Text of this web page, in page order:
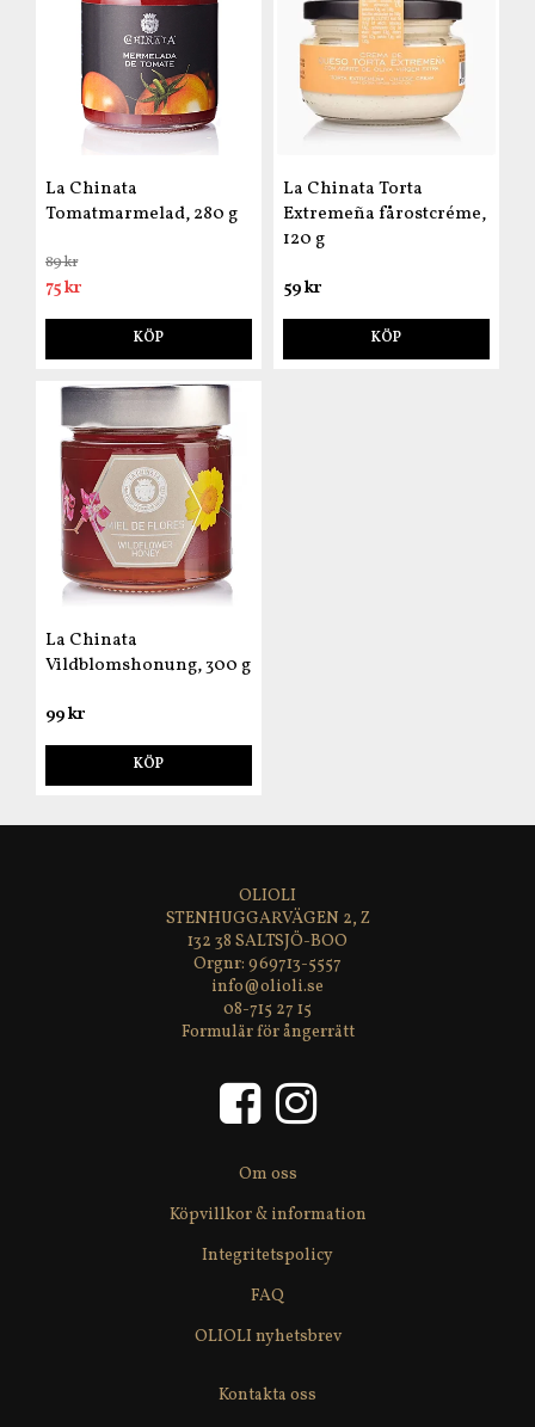
La Chinata
Tomatmarmelad, 280 g
89 kr
75 kr
KÖP
La Chinata Torta
Extremeña fårostcréme,
120 g
59 kr
KÖP
La Chinata
Vildblomshonung, 300 g
99 kr
KÖP
OLIOLI
STENHUGGARVÄGEN 2, Z
132 38 SALTSJÖ-BOO
info@olioli.se
08-715 27 15
Formulär för ångerrätt
969713-5557
Om oss
Köpvillkor & information
Integritetspolicy
FAQ
OLIOLI nyhetsbrev
Kontakta oss